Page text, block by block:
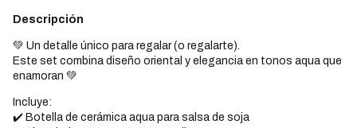
Descripción
💚 Un detalle único para regalar (o regalarte).
Este set combina diseño oriental y elegancia en tonos aqua que
enamoran 💚
Incluye:
✔️ Botella de cerámica aqua para salsa de soja